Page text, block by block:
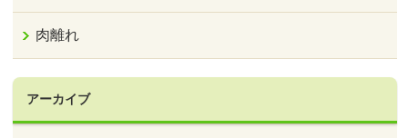
肉離れ
アーカイブ